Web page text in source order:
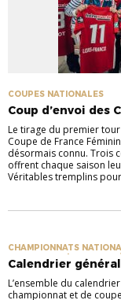
COUPES NATIONALES
Coup d’envoi des
Le tirage du premier
Coupe de France
désormais connu. Trois
offrent chaque saison
Véritables tremplins
CHAMPIONNATS
NATIONALES | COUPES
Calendrier
L’ensemble du
championnat et de